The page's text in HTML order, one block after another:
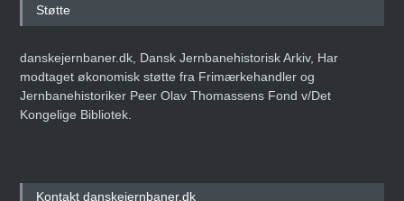
Støtte
danskejernbaner.dk, Dansk Jernbanehistorisk Arkiv, Har
modtaget økonomisk støtte fra Frimærkehandler og
Jernbanehistoriker Peer Olav Thomassens Fond v/Det
Kongelige Bibliotek.
Kontakt danskejernbaner.dk